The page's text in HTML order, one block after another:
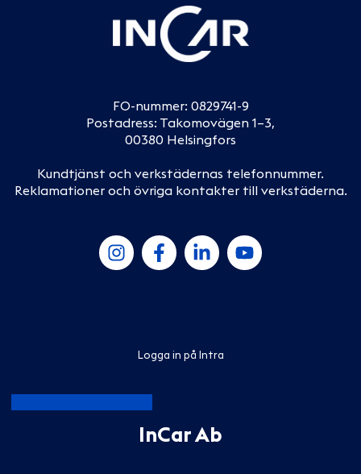
FO-nummer: 0829741-9
Postadress: Takomovägen 1–3,
00380 Helsingfors
Kundtjänst och verkstädernas telefonnummer.
Reklamationer och övriga kontakter till verkstäderna.
Logga in på Intra
InCar Ab